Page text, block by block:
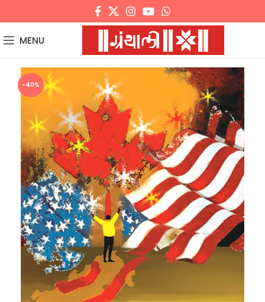
MENU
-40%